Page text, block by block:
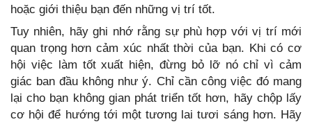
hoặc giới thiệu bạn đến những vị trí tốt.
Tuy nhiên, hãy ghi nhớ rằng sự phù hợp với vị trí mới
quan trọng hơn cảm xúc nhất thời của bạn. Khi có cơ
hội việc làm tốt xuất hiện, đừng bỏ lỡ nó chỉ vì cảm
giác ban đầu không như ý. Chỉ cần công việc đó mang
lại cho bạn không gian phát triển tốt hơn, hãy chộp lấy
cơ hội để hướng tới một tương lai tươi sáng hơn. Hãy